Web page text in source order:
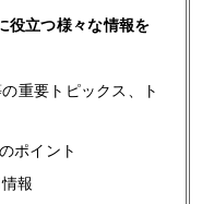
役立つ様々な情報を
重要トピックス、ト
ポイント
報